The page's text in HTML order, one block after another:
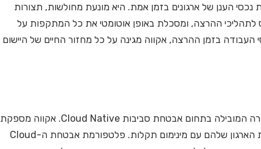
הענן של ארגונים בזמן אמת. היא מונעת מחולשות, תצורות
לתהליכי ההרצה, ומסכלת באופן אוטומטי את כל המתקפות על
בזמן ההרצה, אקווה מגינה על כל מחזור החיים של היישום
אקווה סקיוריטי (Aqua Security) היא החברה המובילה בתחום אבטחת סביבות Cloud Native. אקווה מספקת
לארגונים את החופש ליצור חדשנות ולנהל את הארגון שלהם עם מינימום תקלות. פלטפורמת אבטחת ה-Cloud